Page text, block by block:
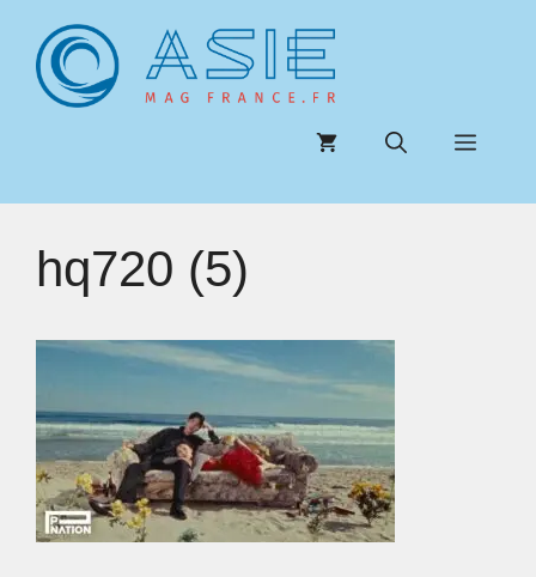
contenu
Menu
hq720 (5)